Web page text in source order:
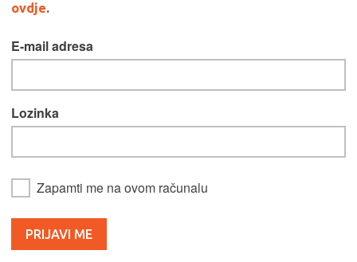
ovdje.
E-mail adresa
Lozinka
Zapamti me na ovom računalu